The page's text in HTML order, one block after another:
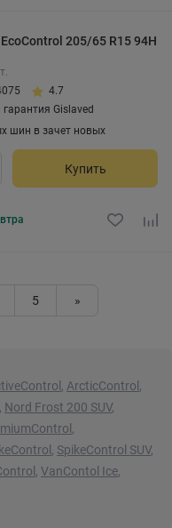
205/65 R15 94H
4.7
Gislaved
шин в зачет новых
Купить
5 »
, ArcticControl ,
, Nord Frost 200 SUV,
,
, SpikeControl SUV,
, VanContol Ice,